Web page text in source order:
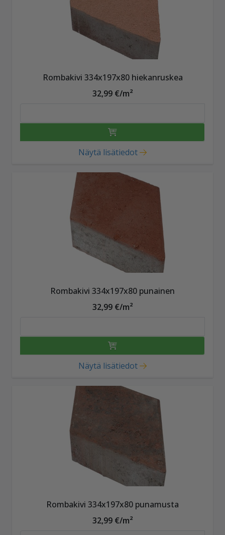
Rombakivi 334x197x80 hiekanruskea
32,99 €/m²
Näytä lisätiedot
Rombakivi 334x197x80 punainen
32,99 €/m²
Näytä lisätiedot
Rombakivi 334x197x80 punamusta
32,99 €/m²